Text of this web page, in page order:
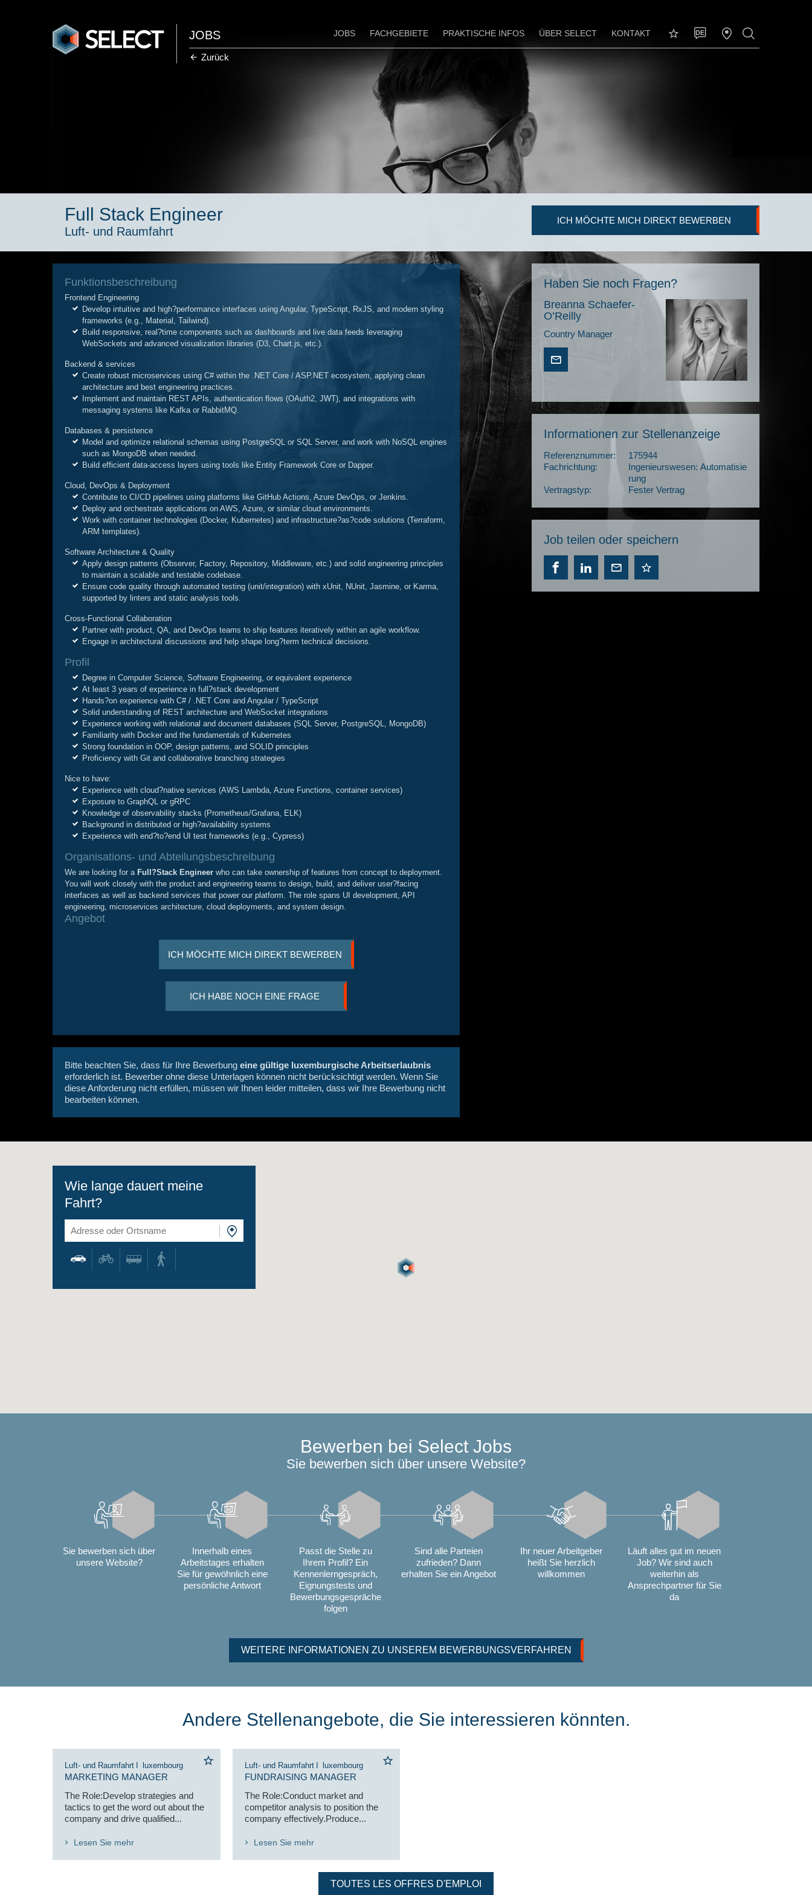
JOBS JOBS FACHGEBIETE PRAKTISCHE INFOS ÜBER SELECT KONTAKT DE
Zurück
Full Stack Engineer
Luft- und Raumfahrt
ICH MÖCHTE MICH DIREKT BEWERBEN
Funktionsbeschreibung
Frontend Engineering
Develop intuitive and high?performance interfaces using Angular, TypeScript, RxJS, and modern styling
frameworks (e.g., Material, Tailwind).
Build responsive, real?time components such as dashboards and live data feeds leveraging
WebSockets and advanced visualization libraries (D3, Chart.js, etc.).
Backend & services
Create robust microservices using C# within the .NET Core / ASP.NET ecosystem, applying clean
architecture and best engineering practices.
Implement and maintain REST APIs, authentication flows (OAuth2, JWT), and integrations with
messaging systems like Kafka or RabbitMQ.
Databases & persistence
Model and optimize relational schemas using PostgreSQL or SQL Server, and work with NoSQL engines
such as MongoDB when needed.
Build efficient data-access layers using tools like Entity Framework Core or Dapper.
Cloud, DevOps & Deployment
Contribute to CI/CD pipelines using platforms like GitHub Actions, Azure DevOps, or Jenkins.
Deploy and orchestrate applications on AWS, Azure, or similar cloud environments.
Work with container technologies (Docker, Kubernetes) and infrastructure?as?code solutions (Terraform,
ARM templates).
Software Architecture & Quality
Apply design patterns (Observer, Factory, Repository, Middleware, etc.) and solid engineering principles
to maintain a scalable and testable codebase.
Ensure code quality through automated testing (unit/integration) with xUnit, NUnit, Jasmine, or Karma,
supported by linters and static analysis tools.
Cross-Functional Collaboration
Partner with product, QA, and DevOps teams to ship features iteratively within an agile workflow.
Engage in architectural discussions and help shape long?term technical decisions.
Profil
Degree in Computer Science, Software Engineering, or equivalent experience
At least 3 years of experience in full?stack development
Hands?on experience with C# / .NET Core and Angular / TypeScript
Solid understanding of REST architecture and WebSocket integrations
Experience working with relational and document databases (SQL Server, PostgreSQL, MongoDB)
Familiarity with Docker and the fundamentals of Kubernetes
Strong foundation in OOP, design patterns, and SOLID principles
Proficiency with Git and collaborative branching strategies
Nice to have:
Experience with cloud?native services (AWS Lambda, Azure Functions, container services)
Exposure to GraphQL or gRPC
Knowledge of observability stacks (Prometheus/Grafana, ELK)
Background in distributed or high?availability systems
Experience with end?to?end UI test frameworks (e.g., Cypress)
Organisations- und Abteilungsbeschreibung
We are looking for a Full?Stack Engineer who can take ownership of features from concept to deployment.
You will work closely with the product and engineering teams to design, build, and deliver user?facing
interfaces as well as backend services that power our platform. The role spans UI development, API
engineering, microservices architecture, cloud deployments, and system design.
Angebot
ICH MÖCHTE MICH DIREKT BEWERBEN
ICH HABE NOCH EINE FRAGE
Bitte beachten Sie, dass für Ihre Bewerbung eine gültige luxemburgische Arbeitserlaubnis
erforderlich ist. Bewerber ohne diese Unterlagen können nicht berücksichtigt werden. Wenn Sie
diese Anforderung nicht erfüllen, müssen wir Ihnen leider mitteilen, dass wir Ihre Bewerbung nicht
bearbeiten können.
Haben Sie noch Fragen?
Breanna Schaefer-
O’Reilly
Country Manager
Informationen zur Stellenanzeige
Referenznummer:
175944
Fachrichtung:
Ingenieurswesen: Automatisie
rung
Vertragstyp:
Fester Vertrag
Job teilen oder speichern
Wie lange dauert meine
Fahrt?
Bewerben bei Select Jobs
Sie bewerben sich über unsere Website?
Sie bewerben sich über
unsere Website?
Innerhalb eines
Arbeitstages erhalten
Sie für gewöhnlich eine
persönliche Antwort
Passt die Stelle zu
Ihrem Profil? Ein
Kennenlerngespräch,
Eignungstests und
Bewerbungsgespräche
folgen
Sind alle Parteien
zufrieden? Dann
erhalten Sie ein Angebot
Ihr neuer Arbeitgeber
heißt Sie herzlich
willkommen
Läuft alles gut im neuen
Job? Wir sind auch
weiterhin als
Ansprechpartner für Sie
da
WEITERE INFORMATIONEN ZU UNSEREM BEWERBUNGSVERFAHREN
Andere Stellenangebote, die Sie interessieren könnten.
Luft- und Raumfahrt luxembourg
MARKETING MANAGER
The Role:Develop strategies and
tactics to get the word out about the
company and drive qualified...
Lesen Sie mehr
Luft- und Raumfahrt luxembourg
FUNDRAISING MANAGER
The Role:Conduct market and
competitor analysis to position the
company effectively.Produce...
Lesen Sie mehr
TOUTES LES OFFRES D'EMPLOI